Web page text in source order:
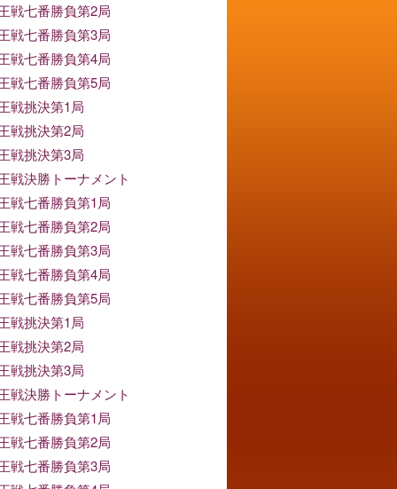
戦七番勝負第2局
戦七番勝負第3局
戦七番勝負第4局
戦七番勝負第5局
戦挑決第1局
戦挑決第2局
戦挑決第3局
戦決勝トーナメント
戦七番勝負第1局
戦七番勝負第2局
戦七番勝負第3局
戦七番勝負第4局
戦七番勝負第5局
戦挑決第1局
戦挑決第2局
戦挑決第3局
戦決勝トーナメント
戦七番勝負第1局
戦七番勝負第2局
戦七番勝負第3局